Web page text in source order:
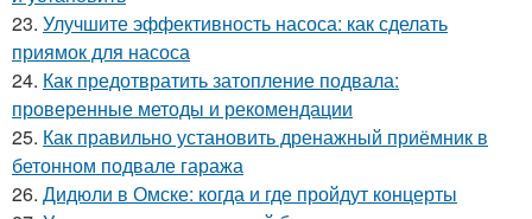
23. Улучшите эффективность насоса: как сделать
приямок для насоса
24. Как предотвратить затопление подвала:
проверенные методы и рекомендации
25. Как правильно установить дренажный приёмник в
бетонном подвале гаража
26. Дидюли в Омске: когда и где пройдут концерты